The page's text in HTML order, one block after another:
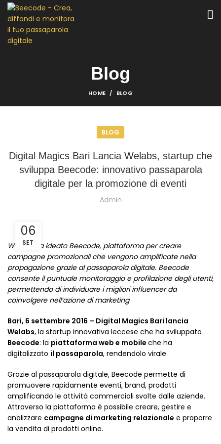
Blog
HOME BLOG
BLOG
Digital Magics Bari Lancia Welabs, startup che
sviluppa Beecode: innovativo passaparola
digitale per la promozione di eventi
Admin
06
SET
Welabs ha ideato Beecode, piattaforma per creare
campagne promozionali che vengono amplificate nella
propagazione grazie al passaparola digitale. Beecode
consente il puntuale monitoraggio e profilazione degli utenti,
permettendo di individuare i migliori influencer da
coinvolgere nell’azione di marketing
Bari, 6 settembre 2016 – Digital Magics Bari lancia
Welabs, la startup innovativa leccese che ha sviluppato
Beecode: la piattaforma web e mobile che ha
digitalizzato il passaparola, rendendolo virale.
Grazie al passaparola digitale, Beecode permette di
promuovere rapidamente eventi, brand, prodotti
amplificando le attività commerciali svolte dalle aziende.
Attraverso la piattaforma è possibile creare, gestire e
analizzare campagne di marketing relazionale e proporre
la vendita di prodotti online.